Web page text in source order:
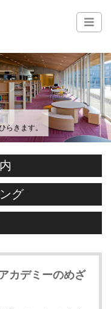
らきます。
グ
カデミーのめざ